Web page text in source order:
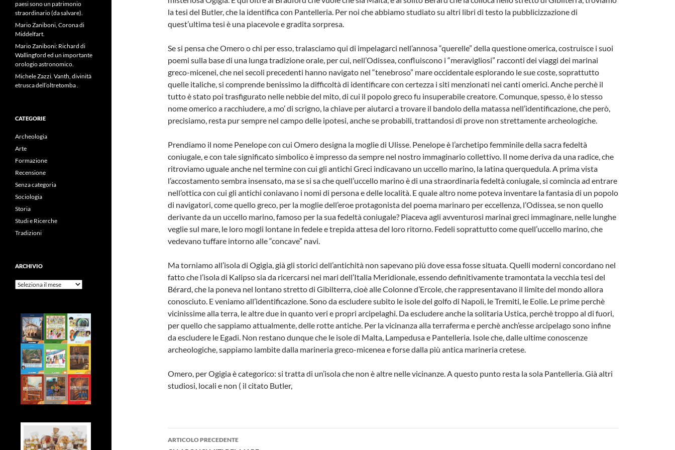
la tesi del Butler, che la identifica con Pantelleria. Per noi che abbiamo studiato su altri libri di testo la pubblicizzazione di
quest’ultima tesi è una piacevole e gradita sorpresa.
Se si pensa che Omero o chi per esso, tralasciamo qui di impelagarci nell’annosa “querelle” della questione omerica, costruisce i suoi
poemi sulla base di una lunga tradizione orale, per cui, nell’Odissea, confluiscono i “meravigliosi” racconti dei viaggi dei marinai
greco-micenei, che nei secoli precedenti hanno navigato nel “tenebroso” mare occidentale esplorando le sue coste, soprattutto
quelle italiche, si comprende benissimo la difficoltà di identificare con certezza i siti menzionati nei canti omerici. Anche perchè il
tutto è stato poi trasfigurato nelle nebbie del mito, di cui il popolo greco fu insuperabile creatore. Comunque, spesso, è lo stesso
nome omerico a racchiudere, a mo’ di scrigno, la chiave per aiutarci a trovare il bandolo della matassa nell’identificazione, che però,
precisiamo, resta pur sempre nel campo delle ipotesi, anche se probabili, trattandosi di prove non strettamente archeologiche.
Prendiamo il nome Penelope con cui Omero designa la moglie di Ulisse. Penelope è l’archetipo femminile della sacra fedeltà
coniugale, e con tale significato simbolico è impresso da sempre nel nostro immaginario collettivo. Il nome deriva da una radice, che
ritroviamo uguale anche nel termine con cui gli antichi Greci indicavano un uccello marino, la latina querquedula. A prima vista
l’accostamento sembra insensato, ma se si sa che quell’uccello marino è di una straordinaria fedeltà coniugale, si comincia ad entrare
nell’ottica con cui gli antichi coniavano i nomi di persona e delle località. E quale altro nome poteva inventare la fantasia di un popolo
di navigatori, come quello greco, per la moglie dell’eroe protagonista del poema marinaro per eccellenza, l’Odissea, se non quello
derivante da un uccello marino, famoso per la sua fedeltà coniugale? Piaceva agli avventurosi marinai greci immaginare, nelle lunghe
veglie sul mare, le loro mogli lontane in fedele e trepida attesa del loro ritorno. Fedeli soprattutto come quell’uccello marino, che
vedevano tuffare intorno alle “concave” navi.
Ma torniamo all’isola di Ogigia, già gli storici dell’antichità non sapevano più dove essa fosse situata. Quelli moderni concordano nel
fatto che l’isola di Kalipso sia da ricercarsi nei mari dell’Italia Meridionale, essendo definitivamente tramontata la vecchia tesi del
Bérard, che la poneva nel lontano stretto di Gibilterra, cioè alle Colonne d’Ercole, che rappresentavano il limite del mondo allora
conosciuto. E veniamo all’identificazione. Sono da escludere subito le isole del golfo di Napoli, le Tremiti, le Eolie. Le prime perchè
vicinissime alla terra, le altre due in quanto veri e propri arcipelaghi. Da escludere anche la solitaria Ustica, perchè troppo al di fuori,
per quello che sappiamo attualmente, delle rotte antiche. Per la vicinanza alla terraferma e perchè anch’esse arcipelago sono infine
da escludere le Egadi. Non restano dunque che le isole di Malta, Lampedusa e Pantelleria. Isole che, dalle ultime conoscenze
archeologiche, sappiamo lambite dalla marineria greco-micenea e forse dalla più antica marineria cretese.
Omero, per Ogigia è categorico: si tratta di un’isola che non è altre nelle vicinanze. A questo punto resta la sola Pantelleria. Già altri
studiosi, locali e non ( il citato Butler,
Navigazione
ARTICOLO PRECEDENTE
paesi sono un patrimonio
straordinario (da salvare).
Mario Zaniboni, Corona di
Middelfart.
Mario Zaniboni: Richard di
Wallingford ed un importante
orologio astronomico.
Michele Zazzi. Vanth, divinità
etrusca dell’oltretomba .
CATEGORIE
Archeologia
Arte
Formazione
Recensione
Senza categoria
Sociologia
Storia
Studi e Ricerche
Tradizioni
ARCHIVIO
Archivio